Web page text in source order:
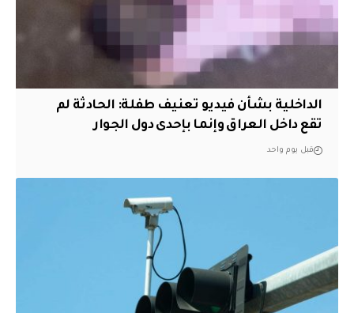
الداخلية بشأن فيديو تعنيف طفلة: الحادثة لم
تقع داخل العراق وإنما بإحدى دول الجوار
قبل يوم واحد